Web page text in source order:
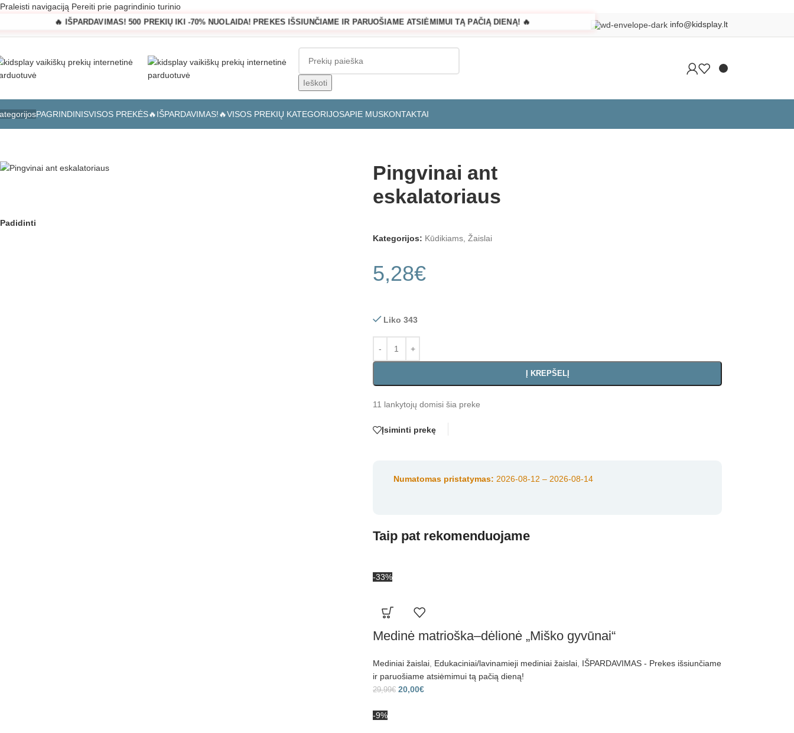
Praleisti navigaciją Pereiti prie pagrindinio turinio
🔥 IŠPARDAVIMAS! 500 PREKIŲ IKI -70% NUOLAIDA! PREKES IŠSIUNČIAME IR PARUOŠIAME ATSIĖMIMUI TĄ PAČIĄ DIENĄ! 🔥 info@kidsplay.lt
Ieškoti
PAGRINDINISVISOS PREKĖS🔥IŠPARDAVIMAS!🔥VISOS PREKIŲ KATEGORIJOSAPIE MUSKONTAKTAI
Padidinti
Pingvinai ant
eskalatoriaus
Kategorijos: Kūdikiams Žaislai
5,28€
Liko 343
Į KREPŠELĮ
11 lankytojų domisi šia preke
Įsiminti prekę
Numatomas pristatymas: 2026-08-12 – 2026-08-14
Taip pat rekomenduojame
-33%
Medinė matrioška–dėlionė „Miško gyvūnai“
Mediniai žaislai Edukaciniai/lavinamieji mediniai žaislai IŠPARDAVIMAS - Prekes išsiunčiame
ir paruošiame atsiėmimui tą pačią dieną!
29,99€ 20,00€
-9%